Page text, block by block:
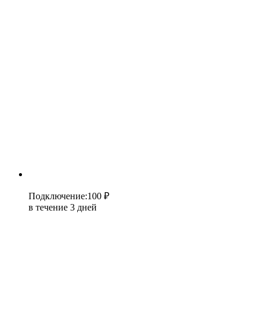
Подключение:100 ₽
в течение 3 дней